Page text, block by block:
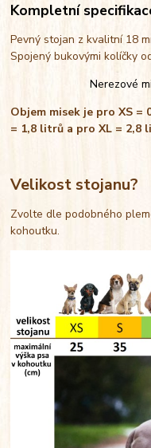
Kompletní
Pevný stojan z kvalitní 18
Spojený bukovými kolíčky
Nerezové
Objem misek je pro XS
= 1,8 litrů a pro XL = 2,8
Velikost stojanu?
Zvolte dle podobného
kohoutku.